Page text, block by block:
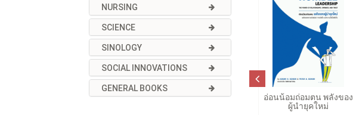
NURSING
SCIENCE
SINOLOGY
SOCIAL INNOVATIONS
GENERAL BOOKS
อ่อนน้อมถ่อมตน พลังของ
ผู้นำยุคใหม่